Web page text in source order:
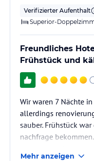
Verifizierter Aufenthalt
Superior-
Freundliches
Frühstück und
Wir waren 7 Nächte
allerdings
sauber. Frühstück
nachfrage
Mehr anzeigen